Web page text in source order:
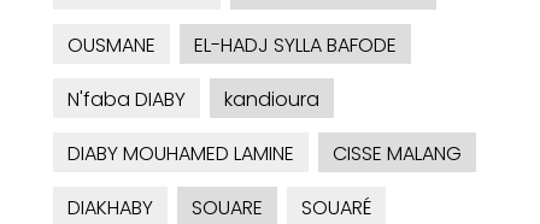
OUSMANE
EL-HADJ SYLLA BAFODE
N'faba DIABY
kandioura
DIABY MOUHAMED LAMINE
CISSE MALANG
DIAKHABY
SOUARE
SOUARÉ